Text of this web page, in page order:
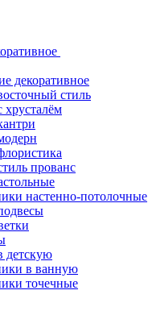
декоративное
стиль
прованс
настенно-потолочные
детскую
в ванную
точечные